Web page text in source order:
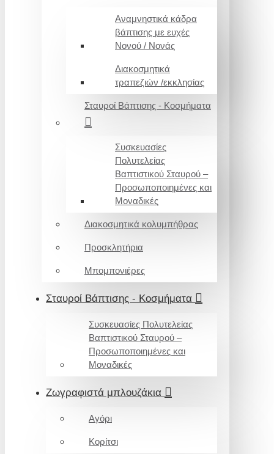
Αναμνηστικά κάδρα
βάπτισης με ευχές
Νονού / Νονάς
Διακοσμητικά
τραπεζιών /εκκλησίας
Σταυροί Βάπτισης - Κοσμήματα
Συσκευασίες
Πολυτελείας
Βαπτιστικού Σταυρού –
Προσωποποιημένες και
Μοναδικές
Διακοσμητικά κολυμπήθρας
Προσκλητήρια
Μπομπονιέρες
Σταυροί Βάπτισης - Κοσμήματα
Συσκευασίες Πολυτελείας
Βαπτιστικού Σταυρού –
Προσωποποιημένες και
Μοναδικές
Ζωγραφιστά μπλουζάκια
Αγόρι
Κορίτσι